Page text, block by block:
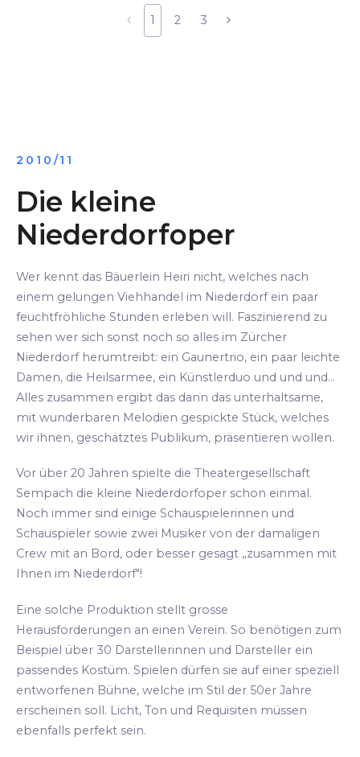
1 2 3
2010/11
Die kleine
Niederdorfoper
Wer kennt das Bäuerlein Heiri nicht, welches nach
einem gelungen Viehhandel im Niederdorf ein paar
feuchtfröhliche Stunden erleben will. Faszinierend zu
sehen wer sich sonst noch so alles im Zürcher
Niederdorf herumtreibt: ein Gaunertrio, ein paar leichte
Damen, die Heilsarmee, ein Künstlerduo und und und...
Alles zusammen ergibt das dann das unterhaltsame,
mit wunderbaren Melodien gespickte Stück, welches
wir ihnen, geschätztes Publikum, präsentieren wollen.
Vor über 20 Jahren spielte die Theatergesellschaft
Sempach die kleine Niederdorfoper schon einmal.
Noch immer sind einige Schauspielerinnen und
Schauspieler sowie zwei Musiker von der damaligen
Crew mit an Bord, oder besser gesagt „zusammen mit
Ihnen im Niederdorf"!
Eine solche Produktion stellt grosse
Herausforderungen an einen Verein. So benötigen zum
Beispiel über 30 Darstellerinnen und Darsteller ein
passendes Kostüm. Spielen dürfen sie auf einer speziell
entworfenen Bühne, welche im Stil der 50er Jahre
erscheinen soll. Licht, Ton und Requisiten müssen
ebenfalls perfekt sein.